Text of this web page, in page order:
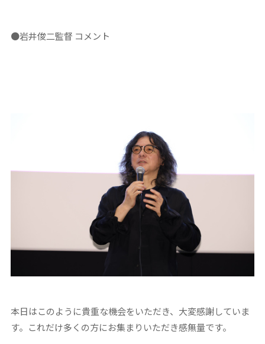
●岩井俊二監督 コメント
本日はこのように貴重な機会をいただき、大変感謝していま
す。これだけ多くの方にお集まりいただき感無量です。